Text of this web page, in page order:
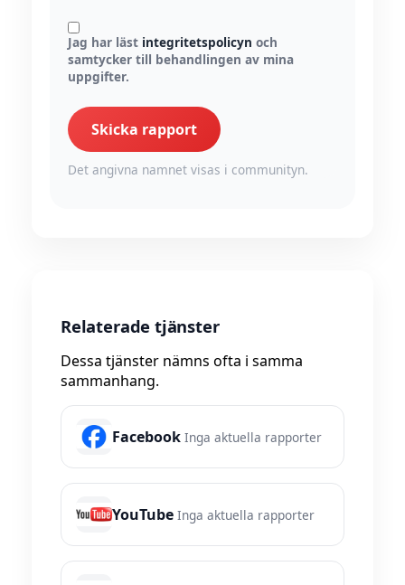
Jag har läst integritetspolicyn och
samtycker till behandlingen av mina
uppgifter.
Skicka rapport
Det angivna namnet visas i communityn.
Relaterade tjänster
Dessa tjänster nämns ofta i samma
sammanhang.
Facebook Inga aktuella rapporter
YouTube Inga aktuella rapporter